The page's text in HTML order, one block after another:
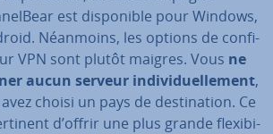
est dis­po­nible pour Windows,
Néanmoins, les options de con­fi­
VPN sont plutôt maigres. Vous ne
aucun serveur in­di­vi­duel­le­ment,
choisi un pays de des­ti­na­tion. Ce
d’offrir une plus grande flexi­bi­